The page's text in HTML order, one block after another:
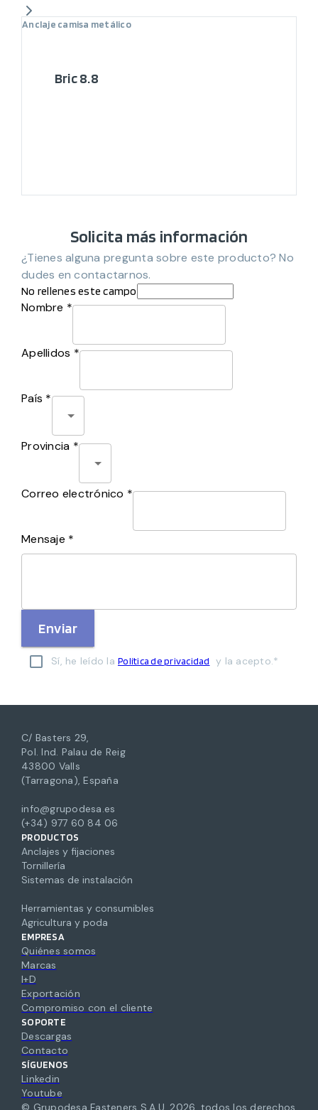
Anclaje camisa metálico
Bric 8.8
Solicita más información
¿Tienes alguna pregunta sobre este producto? No
dudes en contactarnos.
No rellenes este campo
Nombre *
Apellidos *
País *
Provincia *
Correo electrónico *
Mensaje *
Enviar
Sí, he leído la Política de privacidad y la acepto.*
C/ Basters 29,
Pol. Ind. Palau de Reig
43800 Valls
(Tarragona), España
info@grupodesa.es
(+34) 977 60 84 06
PRODUCTOS
Anclajes y fijaciones
Tornillería
Sistemas de instalación
Herramientas y consumibles
Agricultura y poda
EMPRESA
Quiénes somos
Marcas
I+D
Exportación
Compromiso con el cliente
SOPORTE
Descargas
Contacto
SÍGUENOS
Linkedin
Youtube
© Grupodesa Fasteners S.A.U. 2026 todos los derechos